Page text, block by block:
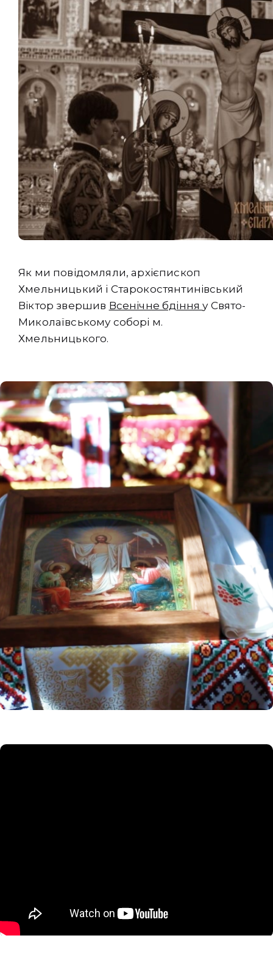
Як ми повідомляли, архієпископ
Хмельницький і Старокостянтинівський
Віктор звершив Всенічне бдінняу Свято-
Миколаївському соборі м.
Хмельницького.